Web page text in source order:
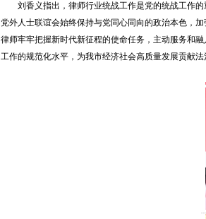
刘香义指出，律师行业统战工作是党的统战工作
党外人士联谊会始终保持与党同心同向的政治本色，
律师牢牢把握新时代新征程的使命任务，主动服务和
工作的规范化水平，为我市经济社会高质量发展贡献法